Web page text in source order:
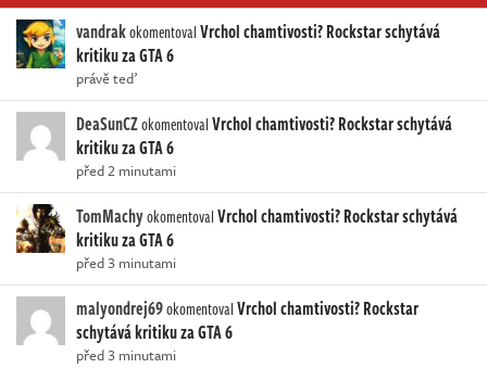
vandrakokomentovalVrchol chamtivosti? Rockstar schytává
kritiku za GTA 6
právě teď
DeaSunCZokomentovalVrchol chamtivosti? Rockstar schytává
kritiku za GTA 6
před 2 minutami
TomMachyokomentovalVrchol chamtivosti? Rockstar schytává
kritiku za GTA 6
před 3 minutami
malyondrej69okomentovalVrchol chamtivosti? Rockstar
schytává kritiku za GTA 6
před 3 minutami